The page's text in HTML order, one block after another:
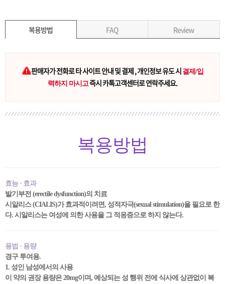
복용방법 FAQ Review
판매자가 전화로 타 사이트 안내 및 결제 , 개인정보 유도 시 결제/입
력하지 마시고즉시 카톡고객센터로 연락주세요.
복용방법
효능 · 효과
발기부전 (erectile dysfunction)의 치료
시알리스 (CIALIS)가 효과적이려면, 성적자극(sexual stimulation)을 필요로 한
다. 시알리스는 여성에 의한 사용을 그 적응증으로 하지 않는다.
용법 · 용량
경구 투여용.
1. 성인 남성에서의 사용
이 약의 권장 용량은 20mg이며, 예상되는 성 행위 전에 식사에 상관없이 복